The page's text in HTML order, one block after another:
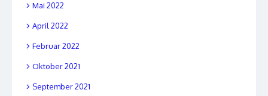
Mai 2022
April 2022
Februar 2022
Oktober 2021
September 2021